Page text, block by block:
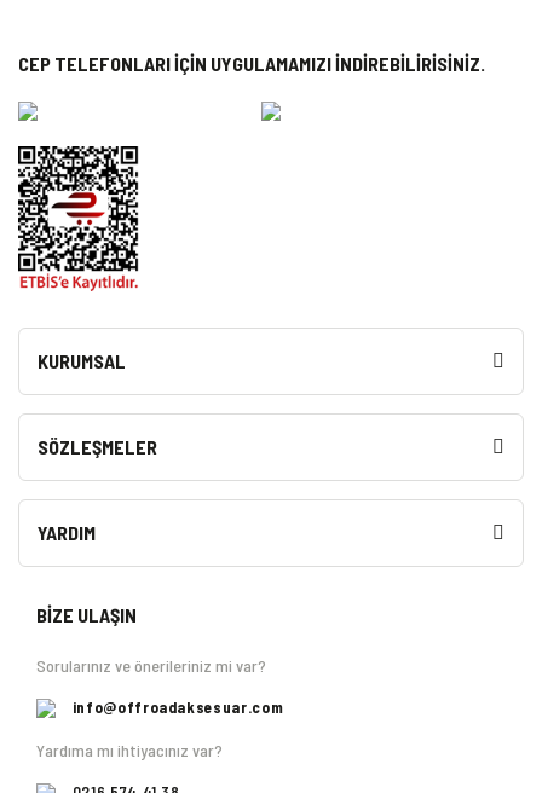
CEP TELEFONLARI İÇİN UYGULAMAMIZI İNDİREBİLİRİSİNİZ.
KURUMSAL
SÖZLEŞMELER
YARDIM
BİZE ULAŞIN
Sorularınız ve önerileriniz mi var?
info@offroadaksesuar.com
Yardıma mı ihtiyacınız var?